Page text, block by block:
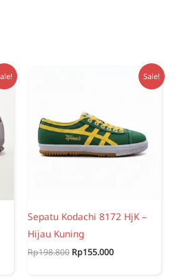
Sale!
Sepatu Kodachi 8172 HjK –
Hijau Kuning
Rp198.800 Original
Rp155.000Current